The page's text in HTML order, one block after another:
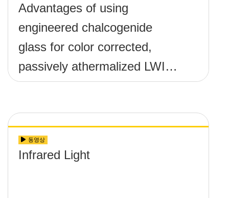
Advantages of using
engineered chalcogenide
glass for color corrected,
passively athermalized LWIR
imaging systems
동영상
Infrared Light